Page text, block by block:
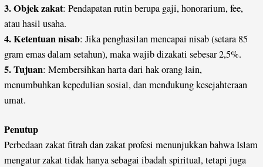
3.Objek zakat: Pendapatan rutin berupa gaji, honorarium, fee,
atau hasil usaha.
4.Ketentuan nisab: Jika penghasilan mencapai nisab (setara 85
gram emas dalam setahun), maka wajib dizakati sebesar 2,5%.
5. Tujuan: Membersihkan harta dari hak orang lain,
menumbuhkan kepedulian sosial, dan mendukung kesejahteraan
umat.
Penutup
Perbedaan zakat fitrah dan zakat profesi menunjukkan bahwa Islam
mengatur zakat tidak hanya sebagai ibadah spiritual, tetapi juga